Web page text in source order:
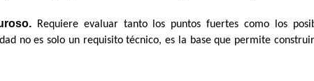
Requiere evaluar tanto los puntos fuertes como los
no es solo un requisito técnico, es la base que permite